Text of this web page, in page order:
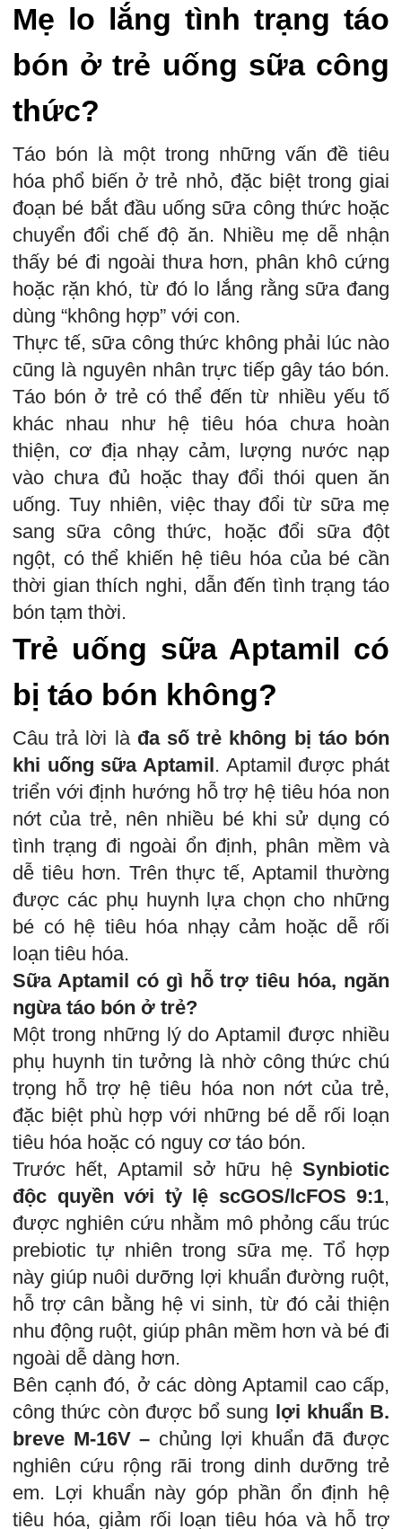
Mẹ lo lắng tình trạng táo
bón ở trẻ uống sữa công
thức?
Táo bón là một trong những vấn đề tiêu
hóa phổ biến ở trẻ nhỏ, đặc biệt trong giai
đoạn bé bắt đầu uống sữa công thức hoặc
chuyển đổi chế độ ăn. Nhiều mẹ dễ nhận
thấy bé đi ngoài thưa hơn, phân khô cứng
hoặc rặn khó, từ đó lo lắng rằng sữa đang
dùng “không hợp” với con.
Thực tế, sữa công thức không phải lúc nào
cũng là nguyên nhân trực tiếp gây táo bón.
Táo bón ở trẻ có thể đến từ nhiều yếu tố
khác nhau như hệ tiêu hóa chưa hoàn
thiện, cơ địa nhạy cảm, lượng nước nạp
vào chưa đủ hoặc thay đổi thói quen ăn
uống. Tuy nhiên, việc thay đổi từ sữa mẹ
sang sữa công thức, hoặc đổi sữa đột
ngột, có thể khiến hệ tiêu hóa của bé cần
thời gian thích nghi, dẫn đến tình trạng táo
bón tạm thời.
Trẻ uống sữa Aptamil có
bị táo bón không?
Câu trả lời là đa số trẻ không bị táo bón
khi uống sữa Aptamil. Aptamil được phát
triển với định hướng hỗ trợ hệ tiêu hóa non
nớt của trẻ, nên nhiều bé khi sử dụng có
tình trạng đi ngoài ổn định, phân mềm và
dễ tiêu hơn. Trên thực tế, Aptamil thường
được các phụ huynh lựa chọn cho những
bé có hệ tiêu hóa nhạy cảm hoặc dễ rối
loạn tiêu hóa.
Sữa Aptamil có gì hỗ trợ tiêu hóa, ngăn
ngừa táo bón ở trẻ?
Một trong những lý do Aptamil được nhiều
phụ huynh tin tưởng là nhờ công thức chú
trọng hỗ trợ hệ tiêu hóa non nớt của trẻ,
đặc biệt phù hợp với những bé dễ rối loạn
tiêu hóa hoặc có nguy cơ táo bón.
Trước hết, Aptamil sở hữu hệ Synbiotic
độc quyền với tỷ lệ scGOS/lcFOS 9:1,
được nghiên cứu nhằm mô phỏng cấu trúc
prebiotic tự nhiên trong sữa mẹ. Tổ hợp
này giúp nuôi dưỡng lợi khuẩn đường ruột,
hỗ trợ cân bằng hệ vi sinh, từ đó cải thiện
nhu động ruột, giúp phân mềm hơn và bé đi
ngoài dễ dàng hơn.
Bên cạnh đó, ở các dòng Aptamil cao cấp,
công thức còn được bổ sung lợi khuẩn B.
breve M-16V – chủng lợi khuẩn đã được
nghiên cứu rộng rãi trong dinh dưỡng trẻ
em. Lợi khuẩn này góp phần ổn định hệ
tiêu hóa, giảm rối loạn tiêu hóa và hỗ trợ